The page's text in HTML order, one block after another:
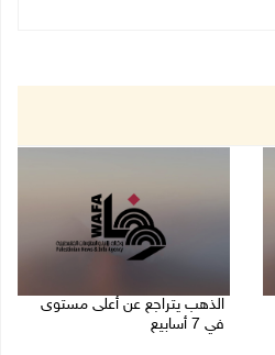
الذهب يتراجع عن أعلى مستوى
في 7 أسابيع